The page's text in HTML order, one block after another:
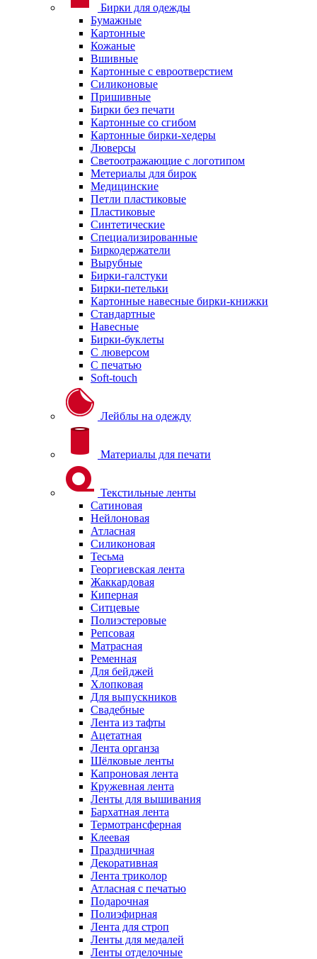
Бирки для одежды
Бумажные
Картонные
Кожаные
Вшивные
Картонные с евроотверстием
Силиконовые
Пришивные
Бирки без печати
Картонные со сгибом
Картонные бирки-хедеры
Люверсы
Светоотражающие с логотипом
Метериалы для бирок
Медицинские
Петли пластиковые
Пластиковые
Синтетические
Специализированные
Биркодержатели
Вырубные
Бирки-галстуки
Бирки-петельки
Картонные навесные бирки-книжки
Стандартные
Навесные
Бирки-буклеты
С люверсом
С печатью
Soft-touch
Лейблы на одежду
Материалы для печати
Текстильные ленты
Сатиновая
Нейлоновая
Атласная
Силиконовая
Тесьма
Георгиевская лента
Жаккардовая
Киперная
Ситцевые
Полиэстеровые
Репсовая
Матрасная
Ременная
Для бейджей
Хлопковая
Для выпускников
Свадебные
Лента из тафты
Ацетатная
Лента органза
Шёлковые ленты
Капроновая лента
Кружевная лента
Ленты для вышивания
Бархатная лента
Термотрансферная
Клеевая
Праздничная
Декоративная
Лента триколор
Атласная с печатью
Подарочная
Полиэфирная
Лента для строп
Ленты для медалей
Ленты отделочные